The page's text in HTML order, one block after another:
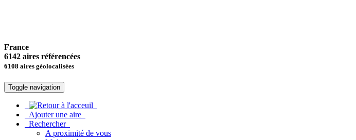
France
6142 aires référencées
6108 aires géolocalisées
Toggle navigation
Ajouter une aire
Rechercher
A proximité de vous